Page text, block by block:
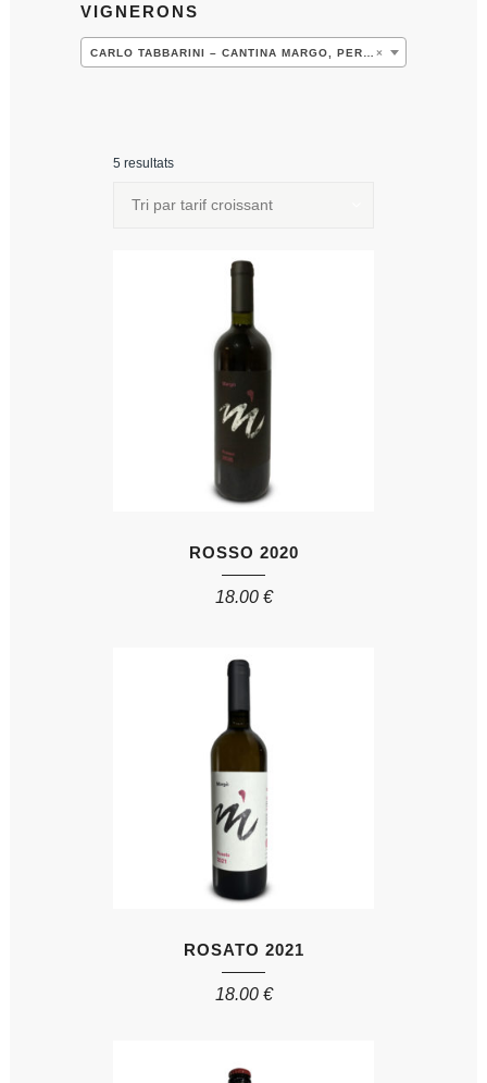
VIGNERONS
×
CARLO TABBARINI – CANTINA MARGO, PERUGIA (5)
5 resultats
Tri par tarif croissant
ROSSO 2020
18.00 €
ROSATO 2021
18.00 €